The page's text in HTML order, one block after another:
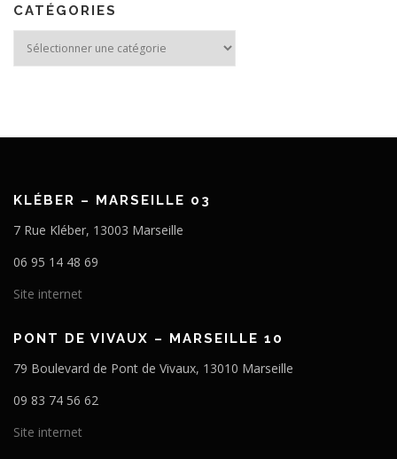
CATÉGORIES
KLÉBER – MARSEILLE 03
7 Rue Kléber, 13003 Marseille
06 95 14 48 69
Site internet
PONT DE VIVAUX – MARSEILLE 10
79 Boulevard de Pont de Vivaux, 13010 Marseille
09 83 74 56 62
Site internet